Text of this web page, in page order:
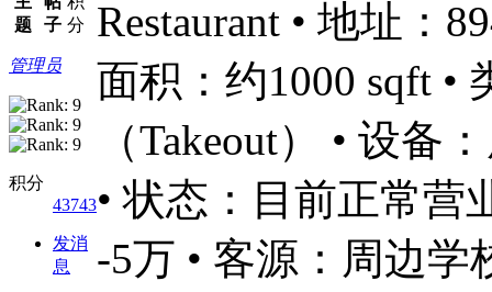
题
子 分
管理员
积分
43743
发消
息
Restaurant • 地址：
面积：约1000 sqft •
（Takeout） • 设备
• 状态：目前正常营
-5万 • 客源：周边